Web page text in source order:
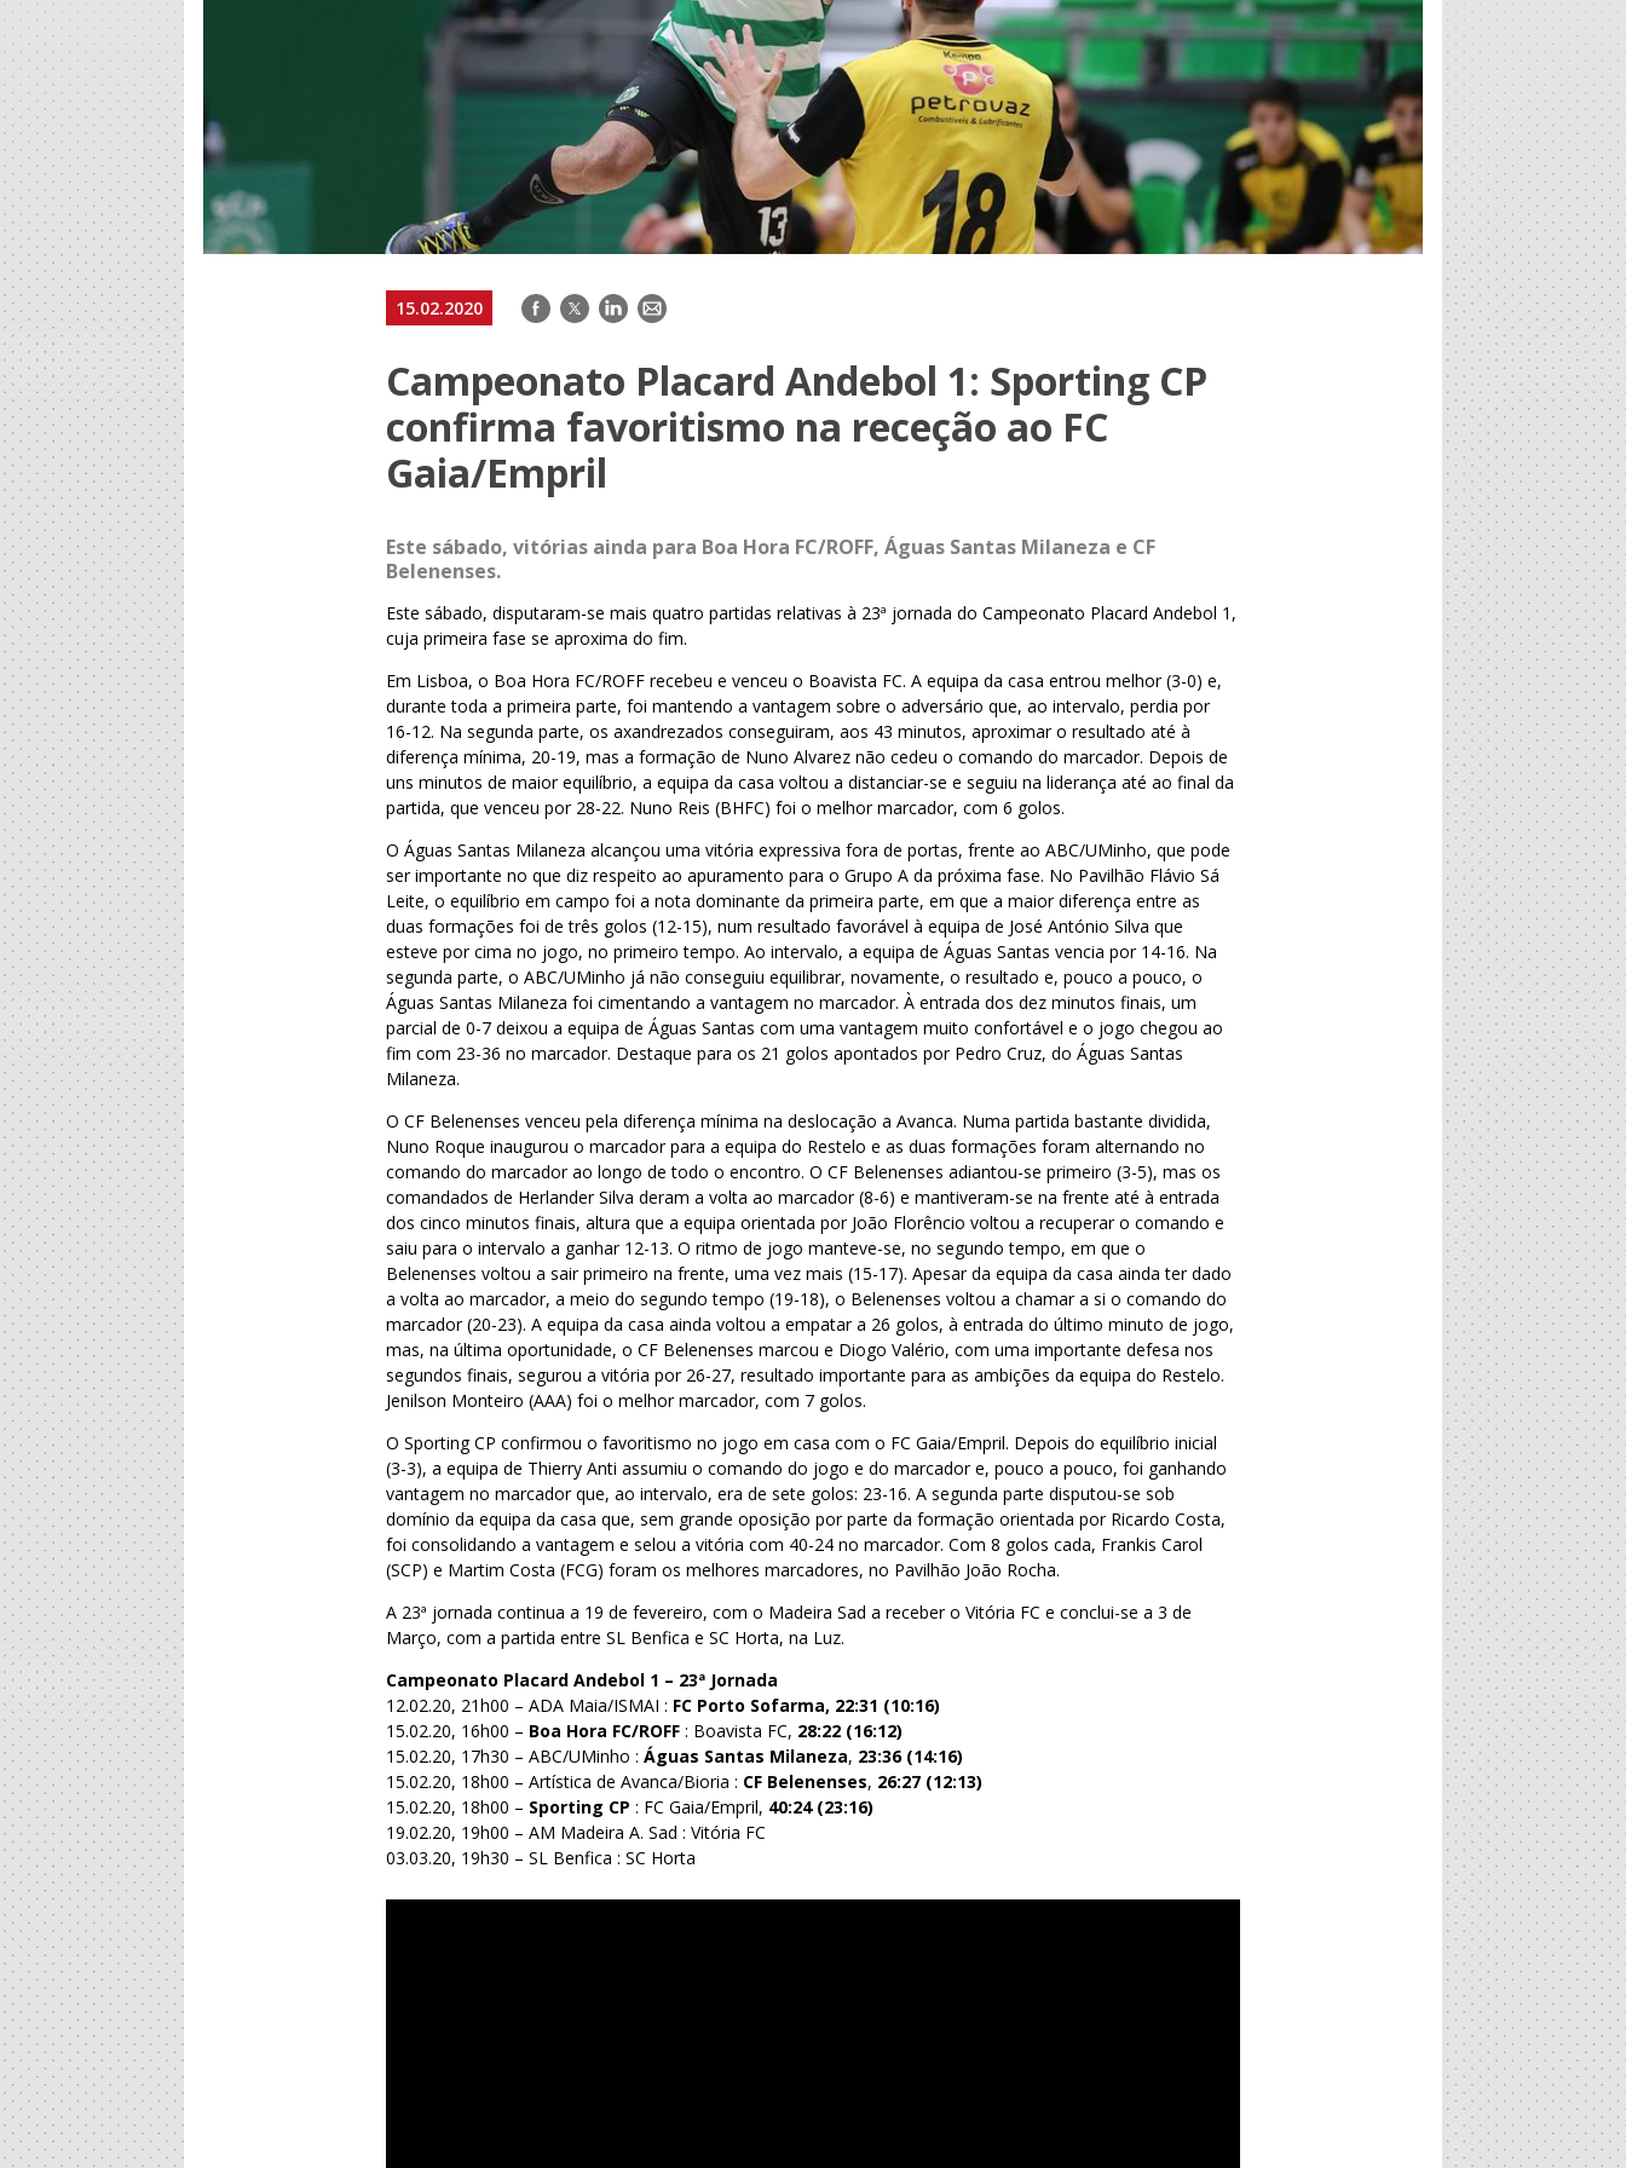
15.02.2020 Facebook
TwitterLinkedIn
E-
Campeonato Placard Andebol 1: Sporting CP
confirma favoritismo na receção ao FC
Gaia/Empril
Este sábado, vitórias ainda para Boa Hora FC/ROFF,Águas Santas Milaneza e CF
Belenenses.
Este sábado, disputaram-se mais quatro partidas relativas à 23ª jornada do Campeonato Placard Andebol 1,
cuja primeira fase se aproxima do fim.
Em Lisboa, o Boa Hora FC/ROFF recebeu e venceu o Boavista FC. A equipa da casa entrou melhor (3-0) e,
durante toda a primeira parte, foi mantendo a vantagem sobre o adversário que, ao intervalo, perdia por
16-12. Na segunda parte, os axandrezados conseguiram, aos 43 minutos, aproximar o resultado até à
diferença mínima, 20-19, mas a formação de Nuno Alvarez não cedeu o comando do marcador. Depois de
uns minutos de maior equilíbrio, a equipa da casa voltou a distanciar-se e seguiu na liderança até ao final da
partida, que venceu por 28-22. Nuno Reis (BHFC) foi o melhor marcador, com 6 golos.
O Águas Santas Milaneza alcançou uma vitória expressiva fora de portas, frente ao ABC/UMinho, que pode
ser importante no que diz respeito ao apuramento para o Grupo A da próxima fase. No Pavilhão Flávio Sá
Leite, o equilíbrio em campo foi a nota dominante da primeira parte, em que a maior diferença entre as
duas formações foi de três golos (12-15), num resultado favorável à equipa de José António Silva que
esteve por cima no jogo, no primeiro tempo. Ao intervalo, a equipa de Águas Santas vencia por 14-16. Na
segunda parte, o ABC/UMinho já não conseguiu equilibrar, novamente, o resultado e, pouco a pouco, o
Águas Santas Milaneza foi cimentando a vantagem no marcador. À entrada dos dez minutos finais, um
parcial de 0-7 deixou a equipa de Águas Santas com uma vantagem muito confortável e o jogo chegou ao
fim com 23-36 no marcador. Destaque para os 21 golos apontados por Pedro Cruz, do Águas Santas
Milaneza.
O CF Belenenses venceu pela diferença mínima na deslocação a Avanca. Numa partida bastante dividida,
Nuno Roque inaugurou o marcador para a equipa do Restelo e as duas formações foram alternando no
comando do marcador ao longo de todo o encontro. O CF Belenenses adiantou-se primeiro (3-5), mas os
comandados de Herlander Silva deram a volta ao marcador (8-6) e mantiveram-se na frente até à entrada
dos cinco minutos finais, altura que a equipa orientada por João Florêncio voltou a recuperar o comando e
saiu para o intervalo a ganhar 12-13. O ritmo de jogo manteve-se, no segundo tempo, em que o
Belenenses voltou a sair primeiro na frente, uma vez mais (15-17). Apesar da equipa da casa ainda ter dado
a volta ao marcador, a meio do segundo tempo (19-18), o Belenenses voltou a chamar a si o comando do
marcador (20-23). A equipa da casa ainda voltou a empatar a 26 golos, à entrada do último minuto de jogo,
mas, na última oportunidade, o CF Belenenses marcou e Diogo Valério, com uma importante defesa nos
segundos finais, segurou a vitória por 26-27, resultado importante para as ambições da equipa do Restelo.
Jenilson Monteiro (AAA) foi o melhor marcador, com 7 golos.
O Sporting CP confirmou o favoritismo no jogo em casa com o FC Gaia/Empril. Depois do equilíbrio inicial
(3-3), a equipa de Thierry Anti assumiu o comando do jogo e do marcador e, pouco a pouco, foi ganhando
vantagem no marcador que, ao intervalo, era de sete golos: 23-16. A segunda parte disputou-se sob
domínio da equipa da casa que, sem grande oposição por parte da formação orientada por Ricardo Costa,
foi consolidando a vantagem e selou a vitória com 40-24 no marcador. Com 8 golos cada, Frankis Carol
(SCP) e Martim Costa (FCG) foram os melhores marcadores, no Pavilhão João Rocha.
A 23ª jornada continua a 19 de fevereiro, com o Madeira Sad a receber o Vitória FC e conclui-se a 3 de
Março, com a partida entre SL Benfica e SC Horta, na Luz.
Campeonato Placard Andebol 1 – 23ª Jornada
12.02.20, 21h00 – ADA Maia/ISMAI : FC Porto Sofarma, 22:31 (10:16)
15.02.20, 16h00 – Boa Hora FC/ROFF : Boavista FC, 28:22 (16:12)
15.02.20, 17h30 – ABC/UMinho :Águas Santas Milaneza, 23:36 (14:16)
15.02.20, 18h00 – Artística de Avanca/Bioria : CF Belenenses, 26:27 (12:13)
15.02.20, 18h00 – Sporting CP : FC Gaia/Empril, 40:24 (23:16)
19.02.20, 19h00 – AM Madeira A. Sad : Vitória FC
03.03.20, 19h30 – SL Benfica : SC Horta